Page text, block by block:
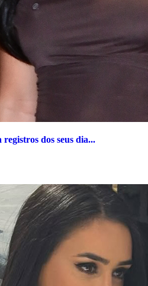
dos seus dia...